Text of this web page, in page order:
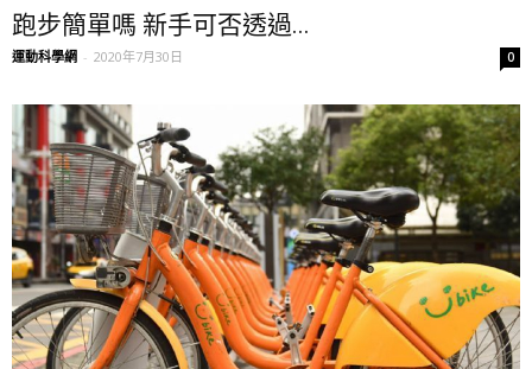
跑步簡單嗎 新手可否透過...
運動科學網 - 2020年7月30日 0